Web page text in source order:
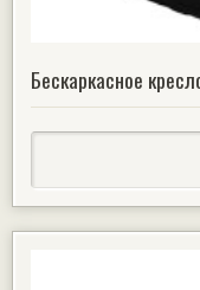
Бескаркасное